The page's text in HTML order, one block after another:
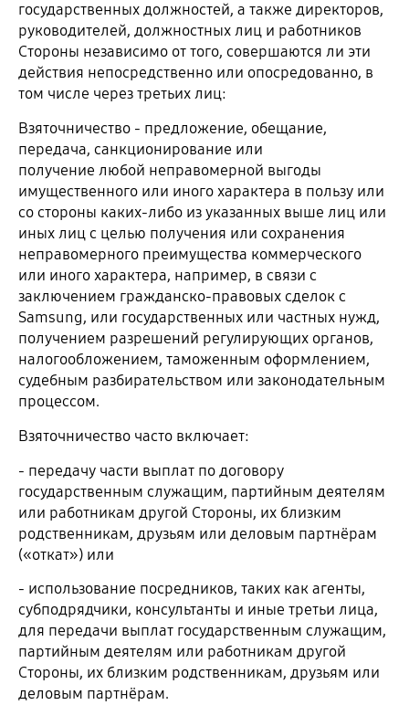
государственных должностей, а также директоров,
руководителей, должностных лиц и работников
Стороны независимо от того, совершаются ли эти
действия непосредственно или опосредованно, в
том числе через третьих лиц:
Взяточничество - предложение, обещание,
передача, санкционирование или
получение любой неправомерной выгоды
имущественного или иного характера в пользу или
со стороны каких-либо из указанных выше лиц или
иных лиц с целью получения или сохранения
неправомерного преимущества коммерческого
или иного характера, например, в связи с
заключением гражданско-правовых сделок с
Samsung, или государственных или частных нужд,
получением разрешений регулирующих органов,
налогообложением, таможенным оформлением,
судебным разбирательством или законодательным
процессом.
Взяточничество часто включает:
- передачу части выплат по договору
государственным служащим, партийным деятелям
или работникам другой Стороны, их близким
родственникам, друзьям или деловым партнёрам
(«откат») или
- использование посредников, таких как агенты,
субподрядчики, консультанты и иные третьи лица,
для передачи выплат государственным служащим,
партийным деятелям или работникам другой
Стороны, их близким родственникам, друзьям или
деловым партнёрам.